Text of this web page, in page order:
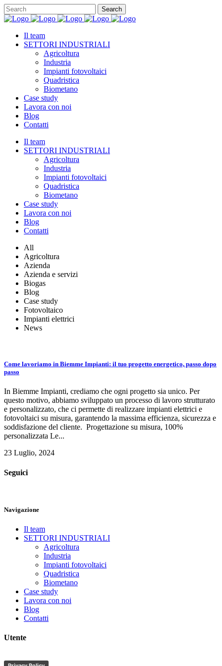
Il team
SETTORI INDUSTRIALI
Agricoltura
Industria
Impianti fotovoltaici
Quadristica
Biometano
Case study
Lavora con noi
Blog
Contatti
Il team
SETTORI INDUSTRIALI
Agricoltura
Industria
Impianti fotovoltaici
Quadristica
Biometano
Case study
Lavora con noi
Blog
Contatti
All
Agricoltura
Azienda
Azienda e servizi
Biogas
Blog
Case study
Fotovoltaico
Impianti elettrici
News
Come lavoriamo in Biemme Impianti: il tuo progetto energetico, passo dopo
passo
In Biemme Impianti, crediamo che ogni progetto sia unico. Per
questo motivo, abbiamo sviluppato un processo di lavoro strutturato
e personalizzato, che ci permette di realizzare impianti elettrici e
fotovoltaici su misura, garantendo la massima efficienza, sicurezza e
soddisfazione del cliente. Progettazione su misura, 100%
personalizzata Le...
23 Luglio, 2024
Seguici
Navigazione
Il team
SETTORI INDUSTRIALI
Agricoltura
Industria
Impianti fotovoltaici
Quadristica
Biometano
Case study
Lavora con noi
Blog
Contatti
Utente